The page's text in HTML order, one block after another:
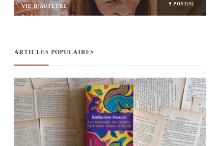
VIE D'AUTEURE 9 POST(S)
ARTICLES POPULAIRES